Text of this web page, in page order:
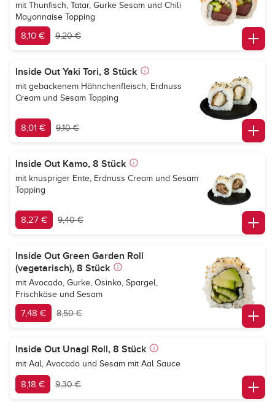
mit Thunfisch, Tatar, Gurke Sesam und Chili
Mayonnaise Topping
8,10 € 9,20 €
Inside Out Yaki Tori, 8 Stück
mit gebackenem Hähnchenfleisch, Erdnuss
Cream und Sesam Topping
8,01 € 9,10 €
Inside Out Kamo, 8 Stück
mit knuspriger Ente, Erdnuss Cream und Sesam
Topping
8,27 € 9,40 €
Inside Out Green Garden Roll
(vegetarisch), 8 Stück
mit Avocado, Gurke, Osinko, Spargel,
Frischkäse und Sesam
7,48 € 8,50 €
Inside Out Unagi Roll, 8 Stück
mit Aal, Avocado und Sesam mit Aal Sauce
8,18 € 9,30 €